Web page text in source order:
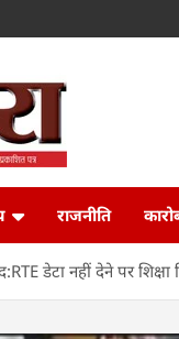
राजनीति
डेटा नहीं देने पर शिक्षा